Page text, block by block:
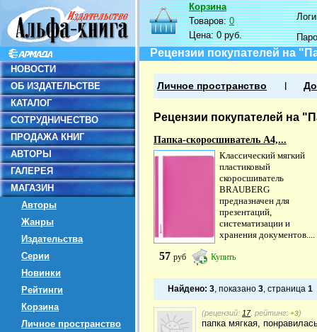
НОВОСТИ
ОБ ИЗДАТЕЛЬСТВЕ
КАТАЛОГ
СОТРУДНИЧЕСТВО
ПРОДАЖА КНИГ
АВТОРЫ
ГАЛЕРЕЯ
МАГАЗИН
Авторы
Жанры
Издательства
Серии
Новинки
Рейтинги
Корзина
Личное пространство
Корзина
Товаров:0
Цена:0 руб.
Рецензии покупателей на
Личное пространство
Рецензии покупателей на
Папка-скоросшиватель А4,...
Классический мягкий
пластиковый
скоросшиватель
BRAUBERG
предназначен для
презентаций,
систематизации и
хранения документов....
57 руб Купить
Найдено: 3, показано 3, страница 1
(рецензий: 17, рейтинг: +3)
папка мягкая,